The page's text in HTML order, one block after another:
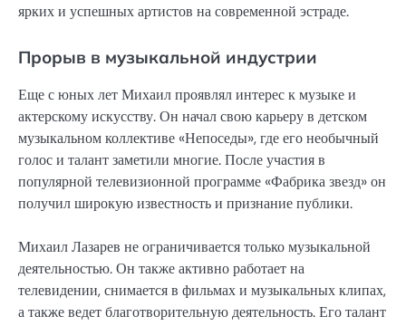
ярких и успешных артистов на современной эстраде.
Прорыв в музыкальной индустрии
Еще с юных лет Михаил проявлял интерес к музыке и
актерскому искусству. Он начал свою карьеру в детском
музыкальном коллективе «Непоседы», где его необычный
голос и талант заметили многие. После участия в
популярной телевизионной программе «Фабрика звезд» он
получил широкую известность и признание публики.
Михаил Лазарев не ограничивается только музыкальной
деятельностью. Он также активно работает на
телевидении, снимается в фильмах и музыкальных клипах,
а также ведет благотворительную деятельность. Его талант